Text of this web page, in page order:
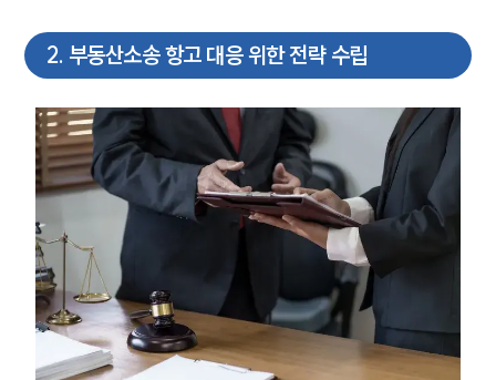
2. 부동산소송 항고 대응 위한 전략 수립